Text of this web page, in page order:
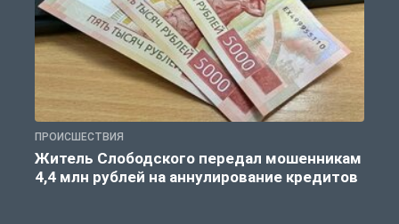
ПРОИСШЕСТВИЯ
Житель Слободского передал мошенникам
4,4 млн рублей на аннулирование кредитов